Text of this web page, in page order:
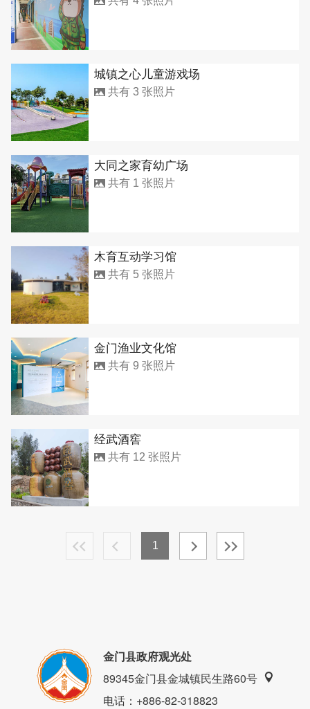
城镇之心儿童游戏场
共有 3 张照片
大同之家育幼广场
共有 1 张照片
木育互动学习馆
共有 5 张照片
金门渔业文化馆
共有 9 张照片
经武酒窖
共有 12 张照片
1
金门县政府观光处
89345金门县金城镇民生路60号
电话：+886-82-318823